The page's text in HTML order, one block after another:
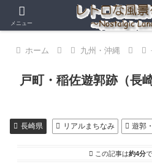
ホーム 九州・沖縄
戸町・稲佐遊郭跡（長
長崎県 リアルまちなみ 遊郭
この記事は約4分
メニュー